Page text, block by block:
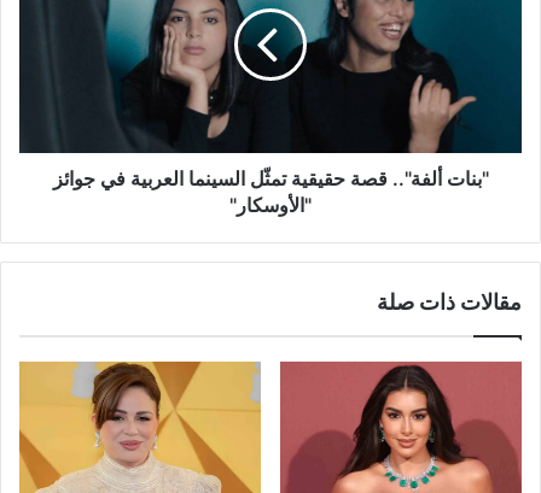
جوائز
"الأوسكار"
"بنات ألفة".. قصة حقيقية تمثّل السينما العربية في جوائز
"الأوسكار"
مقالات ذات صلة